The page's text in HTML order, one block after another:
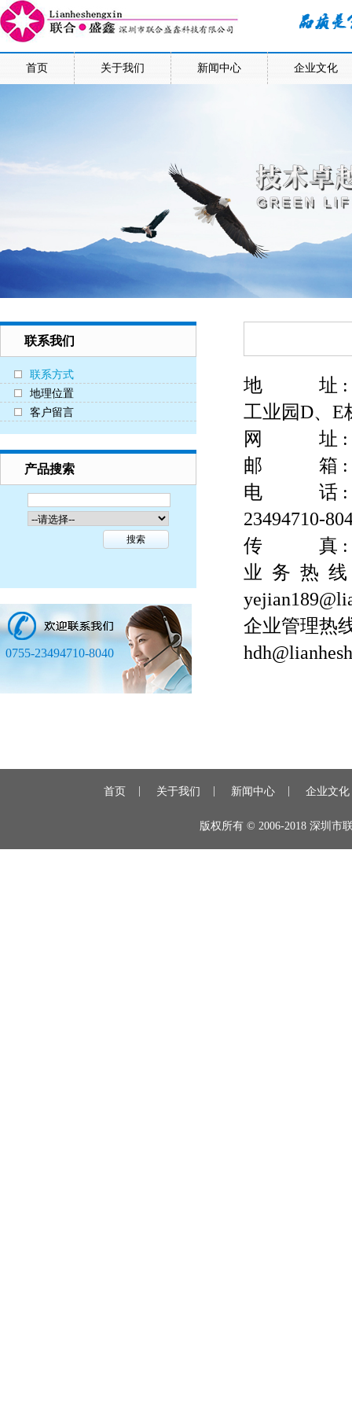
首页 关于我们 新闻中心 企业文化
联系我们
联系方式
地理位置
客户留言
产品搜索
0755-23494710-8040
地 址 : 中
工业园D、E
网 址 :
邮 箱 :
电 话 : （
23494710-
传 真 : （
业 务 热
企业管理
首页 关于我们 新闻中心 企业文化
版权所有 © 2006-2018 深圳市